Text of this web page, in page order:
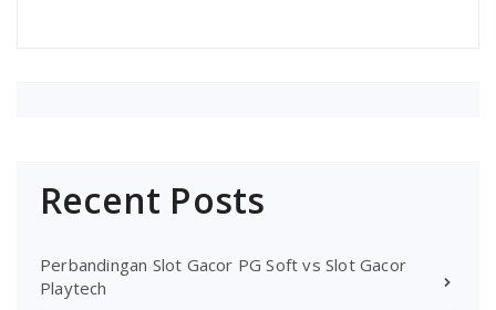
Recent Posts
Perbandingan Slot Gacor PG Soft vs Slot Gacor
Playtech